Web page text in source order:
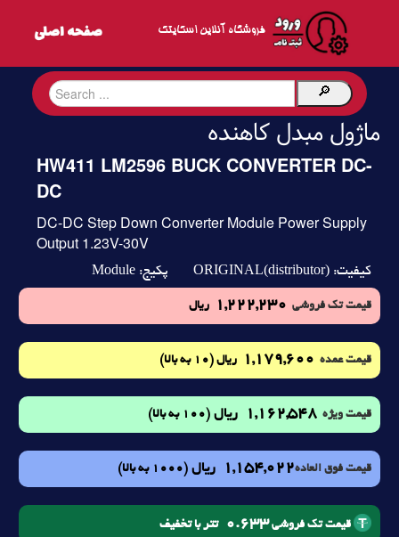
فروشگاه آنلاین اسکایتک
ماژول مبدل کاهنده
HW411 LM2596 BUCK CONVERTER DC-
DC
DC-DC Step Down Converter Module Power Supply
Output 1.23V-30V
کیفیت: ORIGINAL(distributor) پکیج: Module
قیمت تک فروشی 1,222,230 ریال
قیمت عمده 1,179,600 ریال (10 به بالا)
قیمت ویژه 1,162,548 ریال (100 به بالا)
قیمت فوق العاده1,154,022 ریال (1000 به بالا)
قیمت تک فروشی0.633 تتر با تخفیف